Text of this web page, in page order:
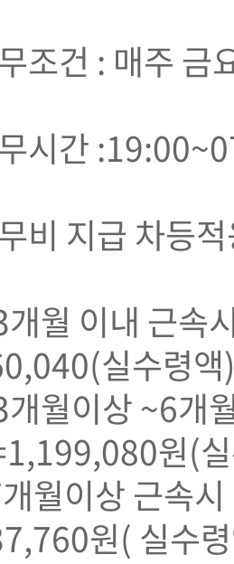
조건 : 매주 금
시간
비 지급 차등
월 이내 근속
실수령
월이상 ~6개
원(
월이상 근속
원( 실수